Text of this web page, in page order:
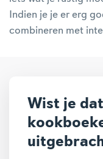
Indien je je er erg
combineren met
Wist je